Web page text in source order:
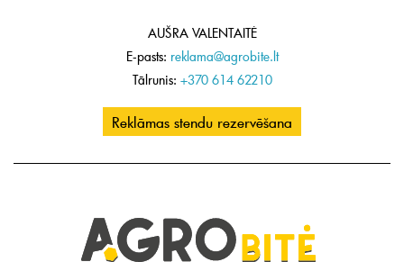
AUŠRA VALENTAITĖ
E-pasts: reklama@agrobite.lt
Tālrunis: +370 614 62210
Reklāmas stendu rezervēšana